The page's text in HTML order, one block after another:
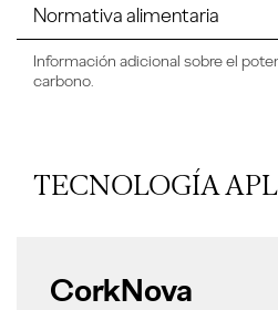
Normativa alimentaria
Información adicional sobre el
carbono.
TECNOLOGÍA
CorkNova